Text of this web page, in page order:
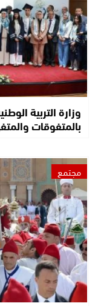
وزارة التربية
بالمتفوقات
مجتمع